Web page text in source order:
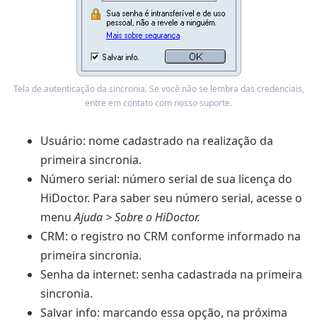
Tela de autenticação da sincronia. Se você não se lembra das credenciais,
entre em contato com nosso suporte.
Usuário: nome cadastrado na realização da
primeira sincronia.
Número serial: número serial de sua licença do
HiDoctor. Para saber seu número serial, acesse o
menuAjuda > Sobre o HiDoctor.
CRM: o registro no CRM conforme informado na
primeira sincronia.
Senha da internet: senha cadastrada na primeira
sincronia.
Salvar info: marcando essa opção, na próxima